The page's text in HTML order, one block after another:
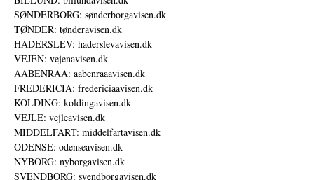
SØNDERBORG: sønderborgavisen.dk
TØNDER: tønderavisen.dk
HADERSLEV: haderslevavisen.dk
VEJEN: vejenavisen.dk
AABENRAA: aabenraaavisen.dk
FREDERICIA: fredericiaavisen.dk
KOLDING: koldingavisen.dk
VEJLE: vejleavisen.dk
MIDDELFART: middelfartavisen.dk
ODENSE: odenseavisen.dk
NYBORG: nyborgavisen.dk
SVENDBORG: svendborgavisen.dk